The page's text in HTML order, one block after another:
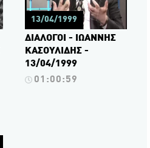
13/04/1999
ΔΙΑΛΟΓΟΙ - ΙΩΑΝΝΗΣ
ΚΑΣΟΥΛΙΔΗΣ -
13/04/1999
01:00:59